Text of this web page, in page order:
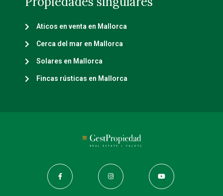
Aticos en venta en Mallorca
Cerca del mar en Mallorca
Solares en Mallorca
Fincas rústicas en Mallorca